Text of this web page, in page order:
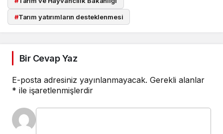
#Tarım yatırımların desteklenmesi
Bir Cevap Yaz
E-posta adresiniz yayınlanmayacak. Gerekli alanlar
* ile işaretlenmişlerdir